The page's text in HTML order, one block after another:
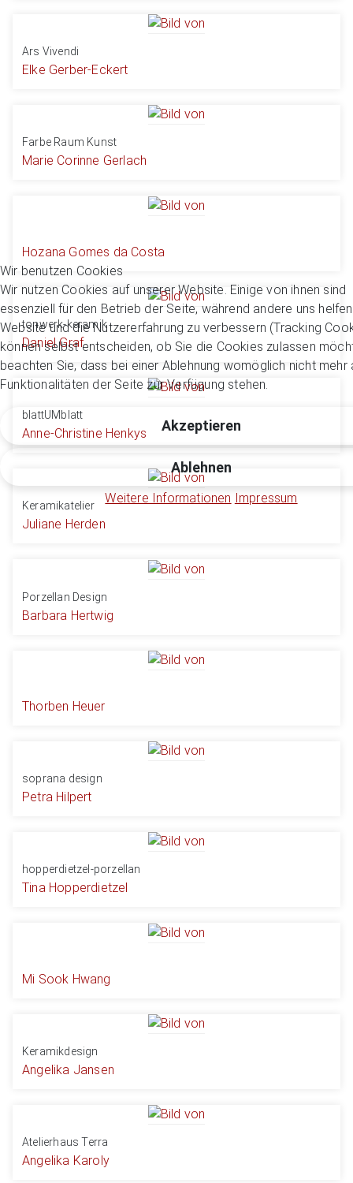
Ars Vivendi
Elke Gerber-Eckert
Farbe Raum Kunst
Marie Corinne Gerlach
Hozana Gomes da Costa
tonwerk-keramik
Daniel Graf
blattUMblatt
Anne-Christine Henkys
Keramikatelier
Juliane Herden
Porzellan Design
Barbara Hertwig
Thorben Heuer
soprana design
Petra Hilpert
hopperdietzel-porzellan
Tina Hopperdietzel
Mi Sook Hwang
Keramikdesign
Angelika Jansen
Atelierhaus Terra
Angelika Karoly
Wir benutzen Cookies
Wir nutzen Cookies auf unserer Website. Einige von ihnen sind
essenziell für den Betrieb der Seite, während andere uns
Website und die Nutzererfahrung zu verbessern (Tracking
können selbst entscheiden, ob Sie die Cookies zulassen
beachten Sie, dass bei einer Ablehnung womöglich nicht mehr
Funktionalitäten der Seite zur Verfügung stehen.
Akzeptieren
Ablehnen
Weitere Informationen Impressum